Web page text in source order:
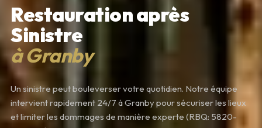
Restauration après
Sinistre
à Granby
Un sinistre peut bouleverser votre quotidien. Notre équipe
intervient rapidement 24/7 à Granby pour sécuriser les lieux
et limiter les dommages de manière experte (RBQ: 5820-